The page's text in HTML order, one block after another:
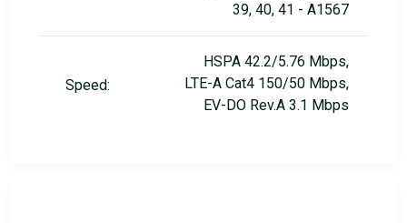
39, 40, 41 - A1567
Speed:
HSPA 42.2/5.76 Mbps,
LTE-A Cat4 150/50 Mbps,
EV-DO Rev.A 3.1 Mbps